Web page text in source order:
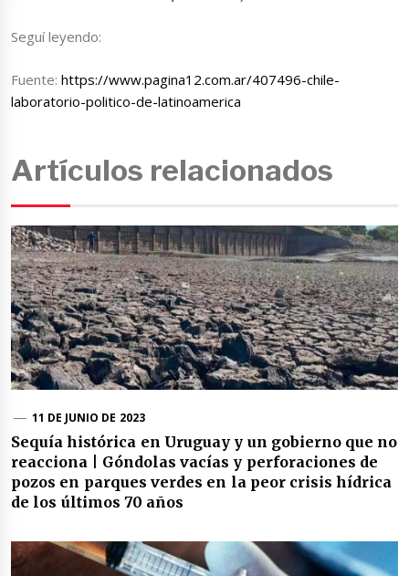
Seguí leyendo:
Fuente:https://www.pagina12.com.ar/407496-chile-
laboratorio-politico-de-latinoamerica
Artículos relacionados
11 DE JUNIO DE 2023
Sequía histórica en Uruguay y un gobierno que no
reacciona | Góndolas vacías y perforaciones de
pozos en parques verdes en la peor crisis hídrica
de los últimos 70 años